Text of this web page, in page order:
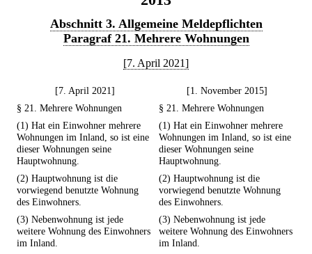
Abschnitt 3. Allgemeine Meldepflichten
Paragraf 21. Mehrere Wohnungen
[7. April 2021]
[7. April 2021]
[1. November 2015]
§ 21. Mehrere Wohnungen
§ 21. Mehrere Wohnungen
(1) Hat ein Einwohner mehrere
Wohnungen im Inland, so ist eine
dieser Wohnungen seine
Hauptwohnung.
(1) Hat ein Einwohner mehrere
Wohnungen im Inland, so ist eine
dieser Wohnungen seine
Hauptwohnung.
(2) Hauptwohnung ist die
vorwiegend benutzte Wohnung
des Einwohners.
(2) Hauptwohnung ist die
vorwiegend benutzte Wohnung
des Einwohners.
(3) Nebenwohnung ist jede
weitere Wohnung des Einwohners
im Inland.
(3) Nebenwohnung ist jede
weitere Wohnung des Einwohners
im Inland.